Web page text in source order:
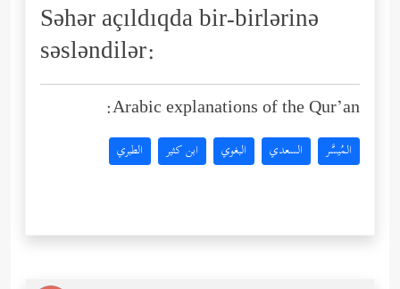
Səhər açıldıqda bir-birlərinə
səsləndilər:
Arabic explanations of the Qur’an:
المُيسَّر السعدي البغوي ابن كثير الطبري